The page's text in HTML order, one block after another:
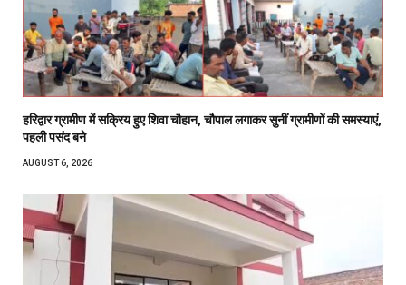
हरिद्वार ग्रामीण में सक्रिय हुए शिवा चौहान, चौपाल लगाकर सुनीं ग्रामीणों की समस्याएं,
पहली पसंद बने
AUGUST 6, 2026